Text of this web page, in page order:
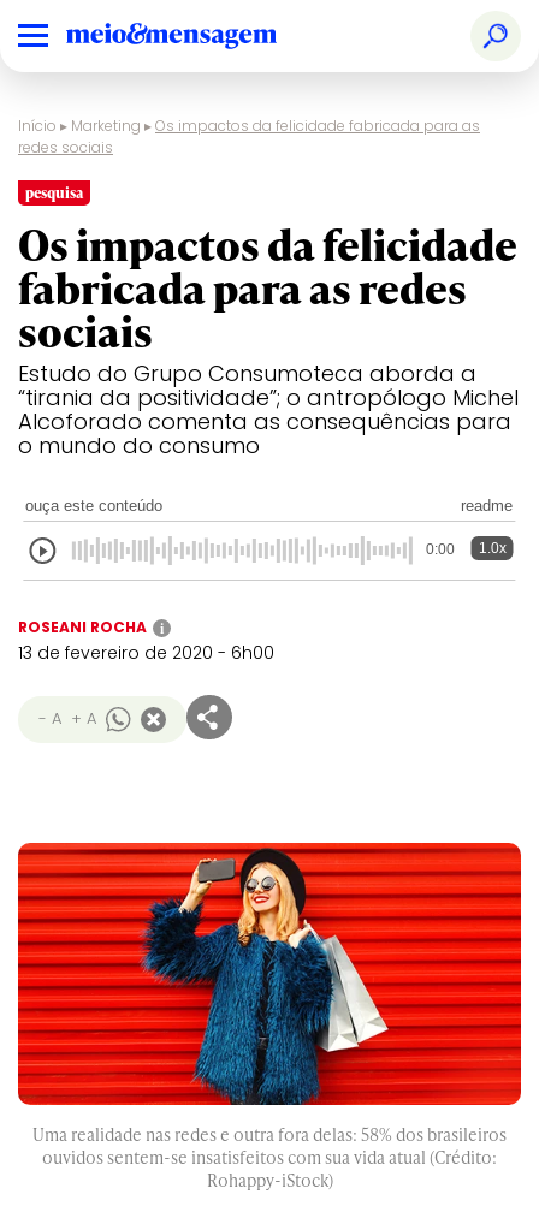
Início ▸ Marketing ▸Os impactos da felicidade fabricada para as
redes sociais
pesquisa
Os impactos da felicidade
fabricada para as redes
sociais
Estudo do Grupo Consumoteca aborda a
“tirania da positividade”; o antropólogo Michel
Alcoforado comenta as consequências para
o mundo do consumo
ouça este conteúdo readme
0:00 1.0x
ROSEANI ROCHA i
13 de fevereiro de 2020 - 6h00
- A + A
Uma realidade nas redes e outra fora delas: 58% dos brasileiros
ouvidos sentem-se insatisfeitos com sua vida atual (Crédito:
Rohappy-iStock)